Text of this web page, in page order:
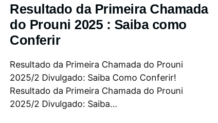
Resultado da Primeira Chamada
do Prouni 2025 : Saiba como
Conferir
Resultado da Primeira Chamada do Prouni
2025/2 Divulgado: Saiba Como Conferir!
Resultado da Primeira Chamada do Prouni
2025/2 Divulgado: Saiba...